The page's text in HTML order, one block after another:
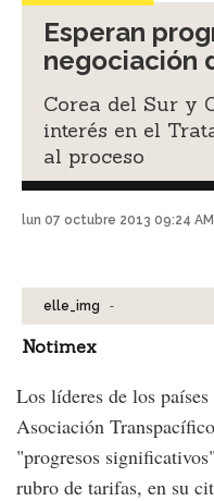
Esperan
negociación
Corea del Sur y
interés en el
al proceso
lun 07 octubre 2013 09:24 AM
elle_img -
Notimex
Los líderes de los
Asociación
"progresos
rubro de tarifas, en su